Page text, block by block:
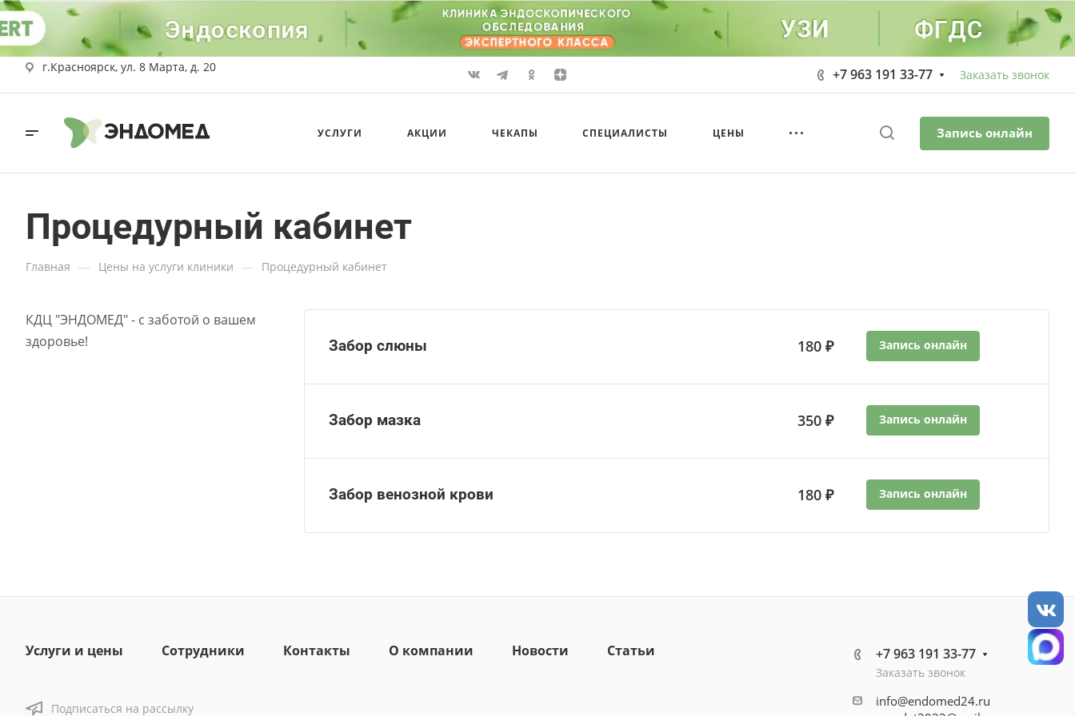
г.Красноярск, ул. 8 Марта, д. 20 +7 963 191 33-77 Заказать звонок
УСЛУГИ АКЦИИ ЧЕКАПЫ СПЕЦИАЛИСТЫ ЦЕНЫ Запись онлайн
Процедурный кабинет
Главная — Цены на услуги клиники — Процедурный кабинет
Забор слюны 180 ₽ Запись онлайн
Забор мазка 350 ₽ Запись онлайн
Забор венозной крови 180 ₽ Запись онлайн
КДЦ "ЭНДОМЕД" - с заботой о вашем
здоровье!
Услуги и цены Сотрудники Контакты О компании Новости Статьи
Подписаться на рассылку
+7 963 191 33-77
Заказать звонок
info@endomed24.ru